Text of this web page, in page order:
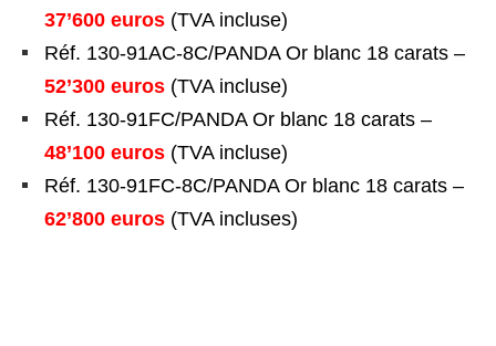
37’600 euros (TVA incluse)
Réf. 130-91AC-8C/PANDA Or blanc 18 carats –
52’300 euros (TVA incluse)
Réf. 130-91FC/PANDA Or blanc 18 carats –
48’100 euros (TVA incluse)
Réf. 130-91FC-8C/PANDA Or blanc 18 carats –
62’800 euros (TVA incluses)